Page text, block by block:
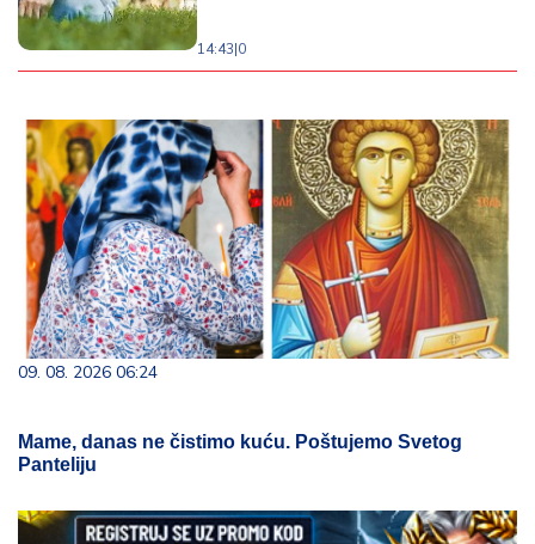
14:43|0
09. 08. 2026 06:24
Mame, danas ne čistimo kuću. Poštujemo Svetog
Panteliju